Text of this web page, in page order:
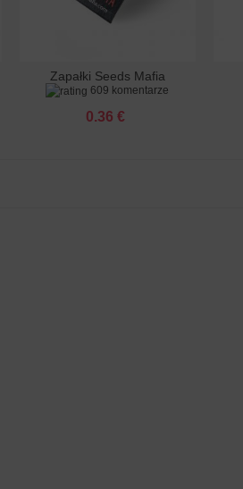
Dodaj do koszyka
Zapałki Seeds Mafia
609 komentarze
0.36 €